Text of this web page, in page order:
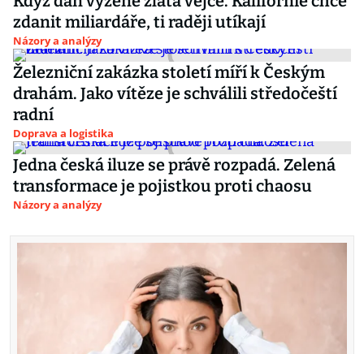
zdanit miliardáře, ti raději utíkají
Názory a analýzy
Železniční zakázka století míří k Českým
drahám. Jako vítěze je schválili středočeští
radní
Doprava a logistika
Jedna česká iluze se právě rozpadá. Zelená
transformace je pojistkou proti chaosu
Názory a analýzy